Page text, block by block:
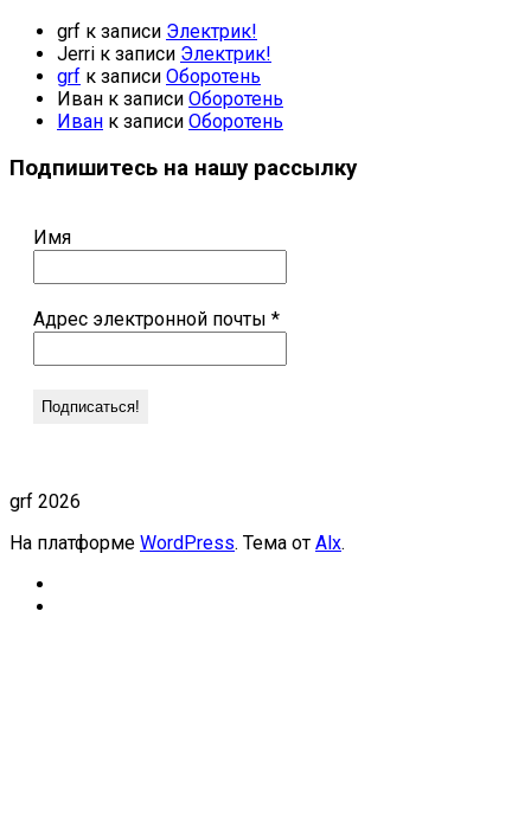
grf к записи Электрик!
Jerri к записи Электрик!
grf к записи Оборотень
Иван к записи Оборотень
Иван к записи Оборотень
Подпишитесь на нашу рассылку
Имя
Адрес электронной почты *
grf 2026
На платформе WordPress. Тема от Alx.